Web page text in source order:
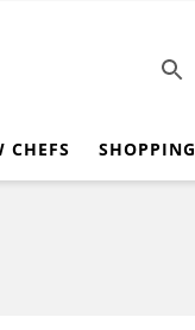
CHEFS SHOPPING